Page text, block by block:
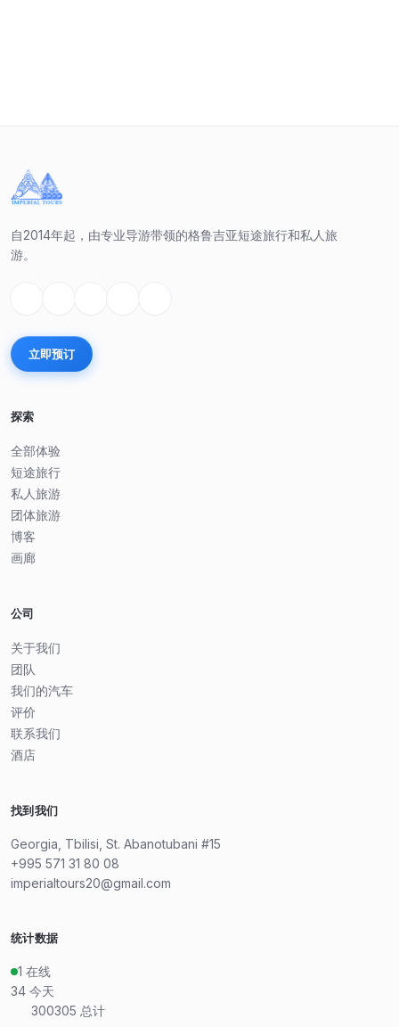
自2014年起，由专业导游带领的格鲁吉亚短途旅行和私人旅
游。
立即预订
探索
全部体验
短途旅行
私人旅游
团体旅游
博客
画廊
公司
关于我们
团队
我们的汽车
评价
联系我们
酒店
找到我们
Georgia, Tbilisi, St. Abanotubani #15
+995 571 31 80 08
imperialtours20@gmail.com
统计数据
1 在线
34 今天
300305 总计